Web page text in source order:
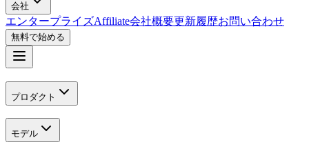
会社
エンタープライズAffiliate会社概要更新履歴お問い合わせ
無料で始める
プロダクト
モデル